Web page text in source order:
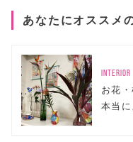
あなたにオススメ
INTERIOR
お花
本当